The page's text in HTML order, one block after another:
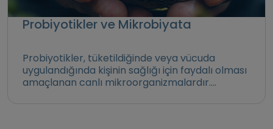
Probiyotikler ve Mikrobiyata
Probiyotikler, tüketildiğinde veya vücuda
uygulandığında kişinin sağlığı için faydalı olması
amaçlanan canlı mikroorganizmalardır.